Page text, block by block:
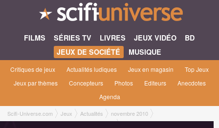
FILMS SÉRIES TV LIVRES JEUX VIDÉO
BD
JEUX DE SOCIÉTÉ
MUSIQUE
Critiques de jeux Actualités ludiques Jeux en magasin
Top Jeux
Jeux par thèmes
Concepteurs Photos Editeurs
Anecdotes
Agenda
Scifi-Universe.com Jeux Actualités
novembre 2010
Le blog de la Cellule s'intéresse à l'actu du jdr